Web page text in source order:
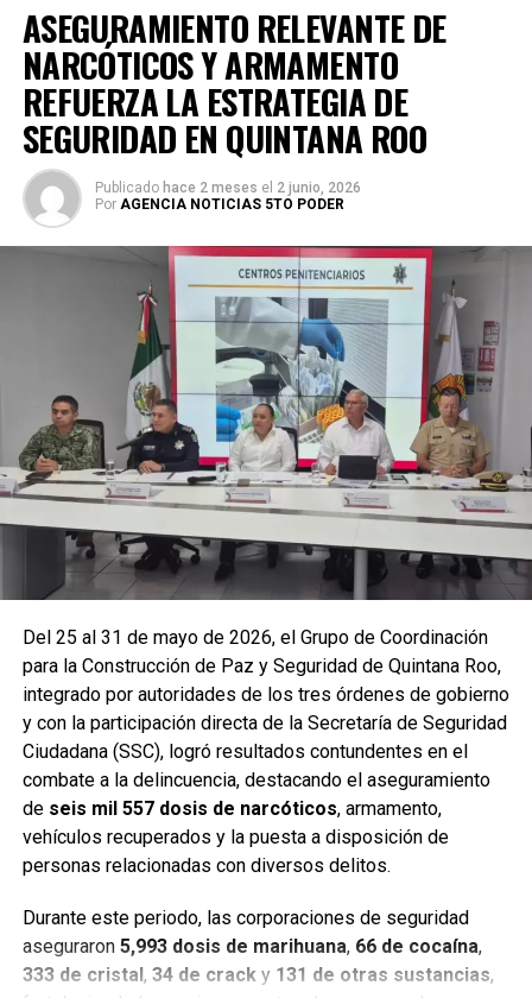
La coordinación tecnológica del C5 y el despliegue
operativo en campo permitieron la recuperación de105
relacionados con reportes de robo o probables
hechos delictivos. Además, se realizaron 24 mil 622
revisiones preventivasa personas y unidades
vehiculares, reforzando la vigilancia en zonas estratégicas
y puntos de alta movilidad.
Entre las acciones destacadas se encuentran detenciones
relevantes en
Benito Juárez, Lázaro Cárdenas y Tulum
narcóticos, vehículos y cumplimentaron órdenes de
aprehensión contra personas presuntamente vinculadas
con delitos de alto impacto.
ASEGURAMIENTO RELEVANTE DE
NARCÓTICOS Y ARMAMENTO
REFUERZA LA ESTRATEGIA DE
SEGURIDAD EN QUINTANA ROO
Publicado hace 2 meses el 2 junio, 2026
Por AGENCIA NOTICIAS 5TO PODER
Del 25 al 31 de mayo de 2026, el Grupo de Coordinación
para la Construcción de Paz y Seguridad de Quintana Roo,
integrado por autoridades de los tres órdenes de gobierno
y con la participación directa de la Secretaría de Seguridad
Ciudadana (SSC), logró resultados contundentes en el
combate a la delincuencia, destacando el aseguramiento
de seis mil 557 dosis de narcóticos, armamento,
vehículos recuperados y la puesta a disposición de
personas relacionadas con diversos delitos.
Durante este periodo, las corporaciones de seguridad
aseguraron 5,993 dosis de marihuana, 66 de cocaína,
333 de cristal, 34 de cracky 131 de otras sustancias,